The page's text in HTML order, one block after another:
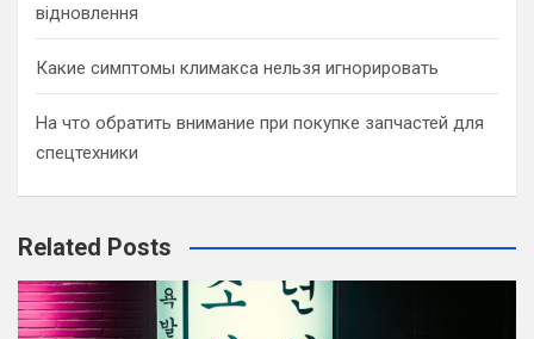
відновлення
Какие симптомы климакса нельзя игнорировать
На что обратить внимание при покупке запчастей для
спецтехники
Related Posts